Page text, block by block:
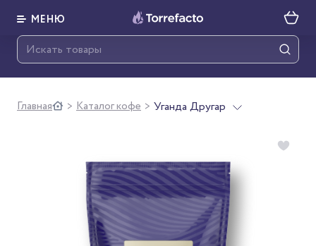
МЕНЮ
Главная > Каталог кофе > Уганда Другар